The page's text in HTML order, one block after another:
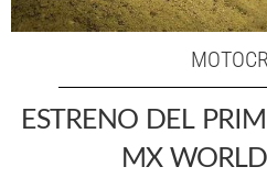
ESTRENO DEL
MX